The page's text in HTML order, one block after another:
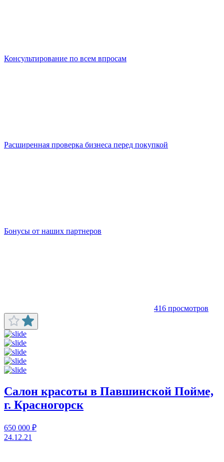
Консультирование по всем впросам
Расширенная проверка бизнеса перед покупкой
Бонусы от наших партнеров
416 просмотров
Салон красоты в Павшинской Пойме,
г. Красногорск
650 000 ₽
24.12.21